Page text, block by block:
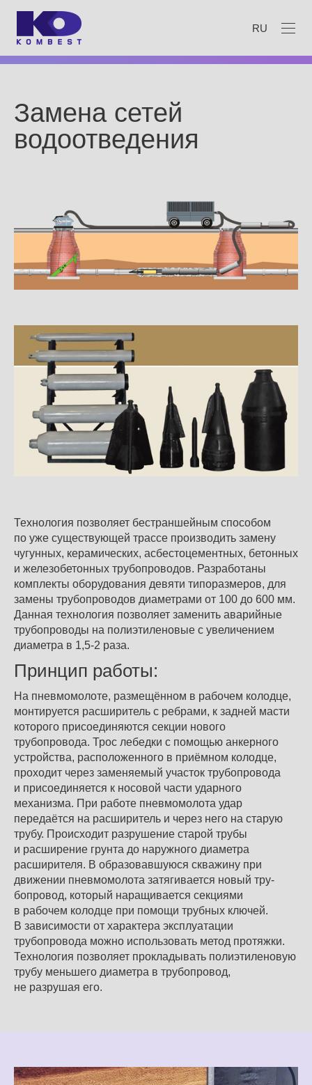
RU
Замена сетей
водоотведения
Технология позволяет бестраншейным способом
по уже существую­щей трассе производить замену
чугунных, керамических, асбестоце­ментных, бетонных
и железобетонных трубопроводов. Разработаны
комплекты оборудования девяти типоразмеров, для
за­мены трубопроводов диаметрами от 100 до 600 мм.
Данная технология позволяет заменить аварийные
трубопроводы на полиэтиленовые с увеличением
диаметра в 1,5-2 раза.
Принцип работы:
На пневмомолоте, размещённом в рабочем колодце,
монтирует­ся расширитель с ребрами, к задней масти
которого присоеди­няются секции нового
трубопровода. Трос лебедки с помощью анкерного
устройства, расположенного в приёмном колодце,
проходит через заменяемый участок трубопровода
и присоеди­няется к носовой части ударного
механизма. При работе пневмомолота удар
передаётся на расширитель и через него на ста­рую
трубу. Происходит разрушение старой трубы
и расширение грунта до наружного диаметра
расширителя. В образовавшуюся скважину при
движении пневмомолота затягивается новый тру­
бопровод, который наращивается секциями
в рабочем колодце при помощи трубных ключей.
В зависимости от характера экс­плуатации
трубопровода можно использовать метод протяжки.
Технология позволяет прокладывать полиэтиленовую
трубу меньшего диаметра в трубопровод,
не разрушая его.